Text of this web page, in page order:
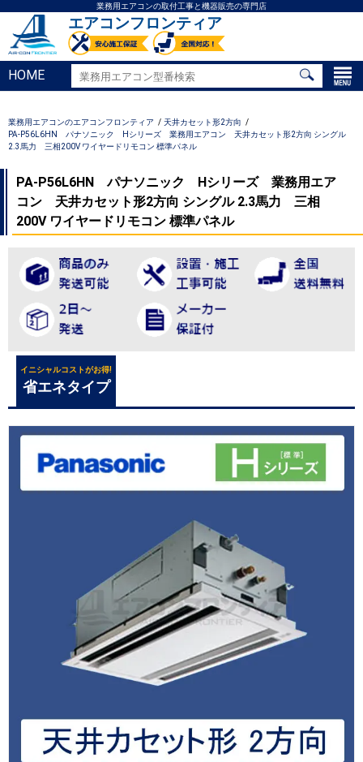
業務用エアコンの取付工事と機器販売の専門店
エアコンフロンティア
HOME
業務用エアコンのエアコンフロンティア
天井カセット形2方向
PA-P56L6HN パナソニック Hシリーズ 業務用エアコン 天井カセット形2方向 シングル
2.3馬力 三相200V ワイヤードリモコン 標準パネル
PA-P56L6HN パナソニック Hシリーズ 業務用エア
コン 天井カセット形2方向 シングル 2.3馬力 三相
200V ワイヤードリモコン 標準パネル
イニシャルコストがお得!
省エネタイプ